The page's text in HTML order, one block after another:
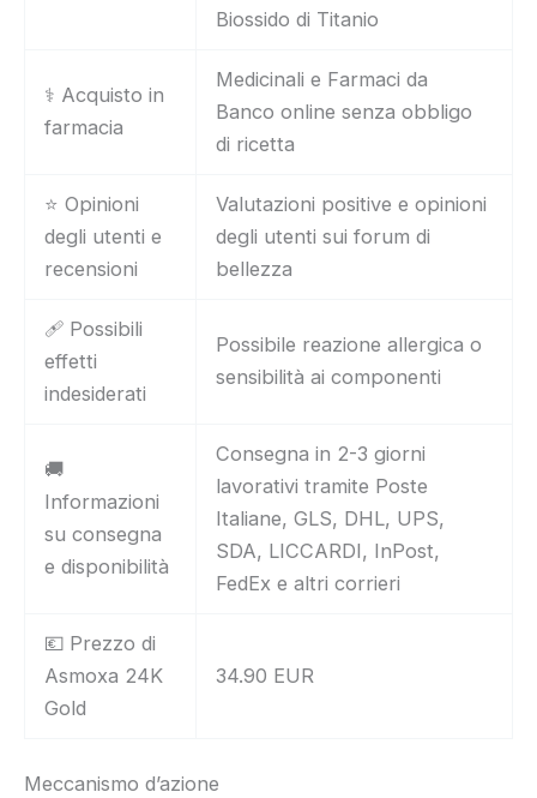
Biossido di Titanio
⚕️ Acquisto in
farmacia
Medicinali e Farmaci da
Banco online senza obbligo
di ricetta
⭐ Opinioni
degli utenti e
recensioni
Valutazioni positive e opinioni
degli utenti sui forum di
bellezza
🩹 Possibili
effetti
indesiderati
Possibile reazione allergica o
sensibilità ai componenti
🚚
Informazioni
su consegna
e disponibilità
Consegna in 2-3 giorni
lavorativi tramite Poste
Italiane, GLS, DHL, UPS,
SDA, LICCARDI, InPost,
FedEx e altri corrieri
💶 Prezzo di
Asmoxa 24K
Gold
34.90 EUR
Meccanismo d’azione